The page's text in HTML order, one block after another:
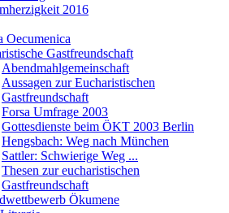
2016
Oecumenica
Gastfreundschaft
Abendmahlgemeinschaft
Aussagen zur Eucharistischen
Gastfreundschaft
Forsa Umfrage 2003
Gottesdienste beim ÖKT 2003 Berlin
Hengsbach: Weg nach München
Sattler: Schwierige Weg ...
Thesen zur eucharistischen
Gastfreundschaft
Ökumene